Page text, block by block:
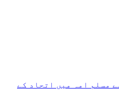
مسلم امہ میں اتحاد کے